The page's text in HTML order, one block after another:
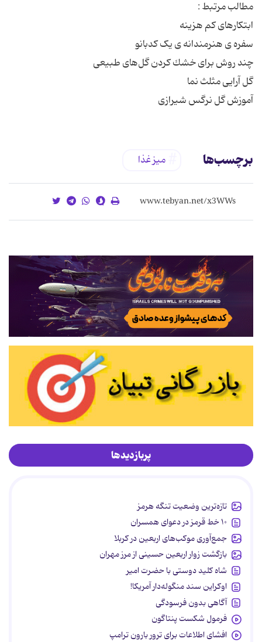
آموزش گل نرگس شیرازی
برچسب‌ها میز غذا
پربازدیدها
تازه‌ترین وضعیت تنگه هرمز
۱۰ خط قرمز در دعوای همسران
جمع‌آوری موکب‌های اربعین در کربلا
بازگشت زوار اربعین حسینی از مرز مهران
شاه کلید دوستی با حضرت امیر
اوکراین سند منگوله‌دار آمریکا!
آگاهی بدون فرسودگی
فرمول شکست پنتاگون
افشای اطلاعات برای ترور بارون ترامپ